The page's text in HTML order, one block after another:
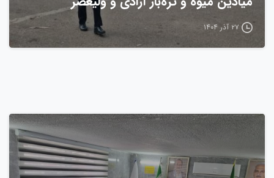
۲۷ آذر ۱۴۰۴
0